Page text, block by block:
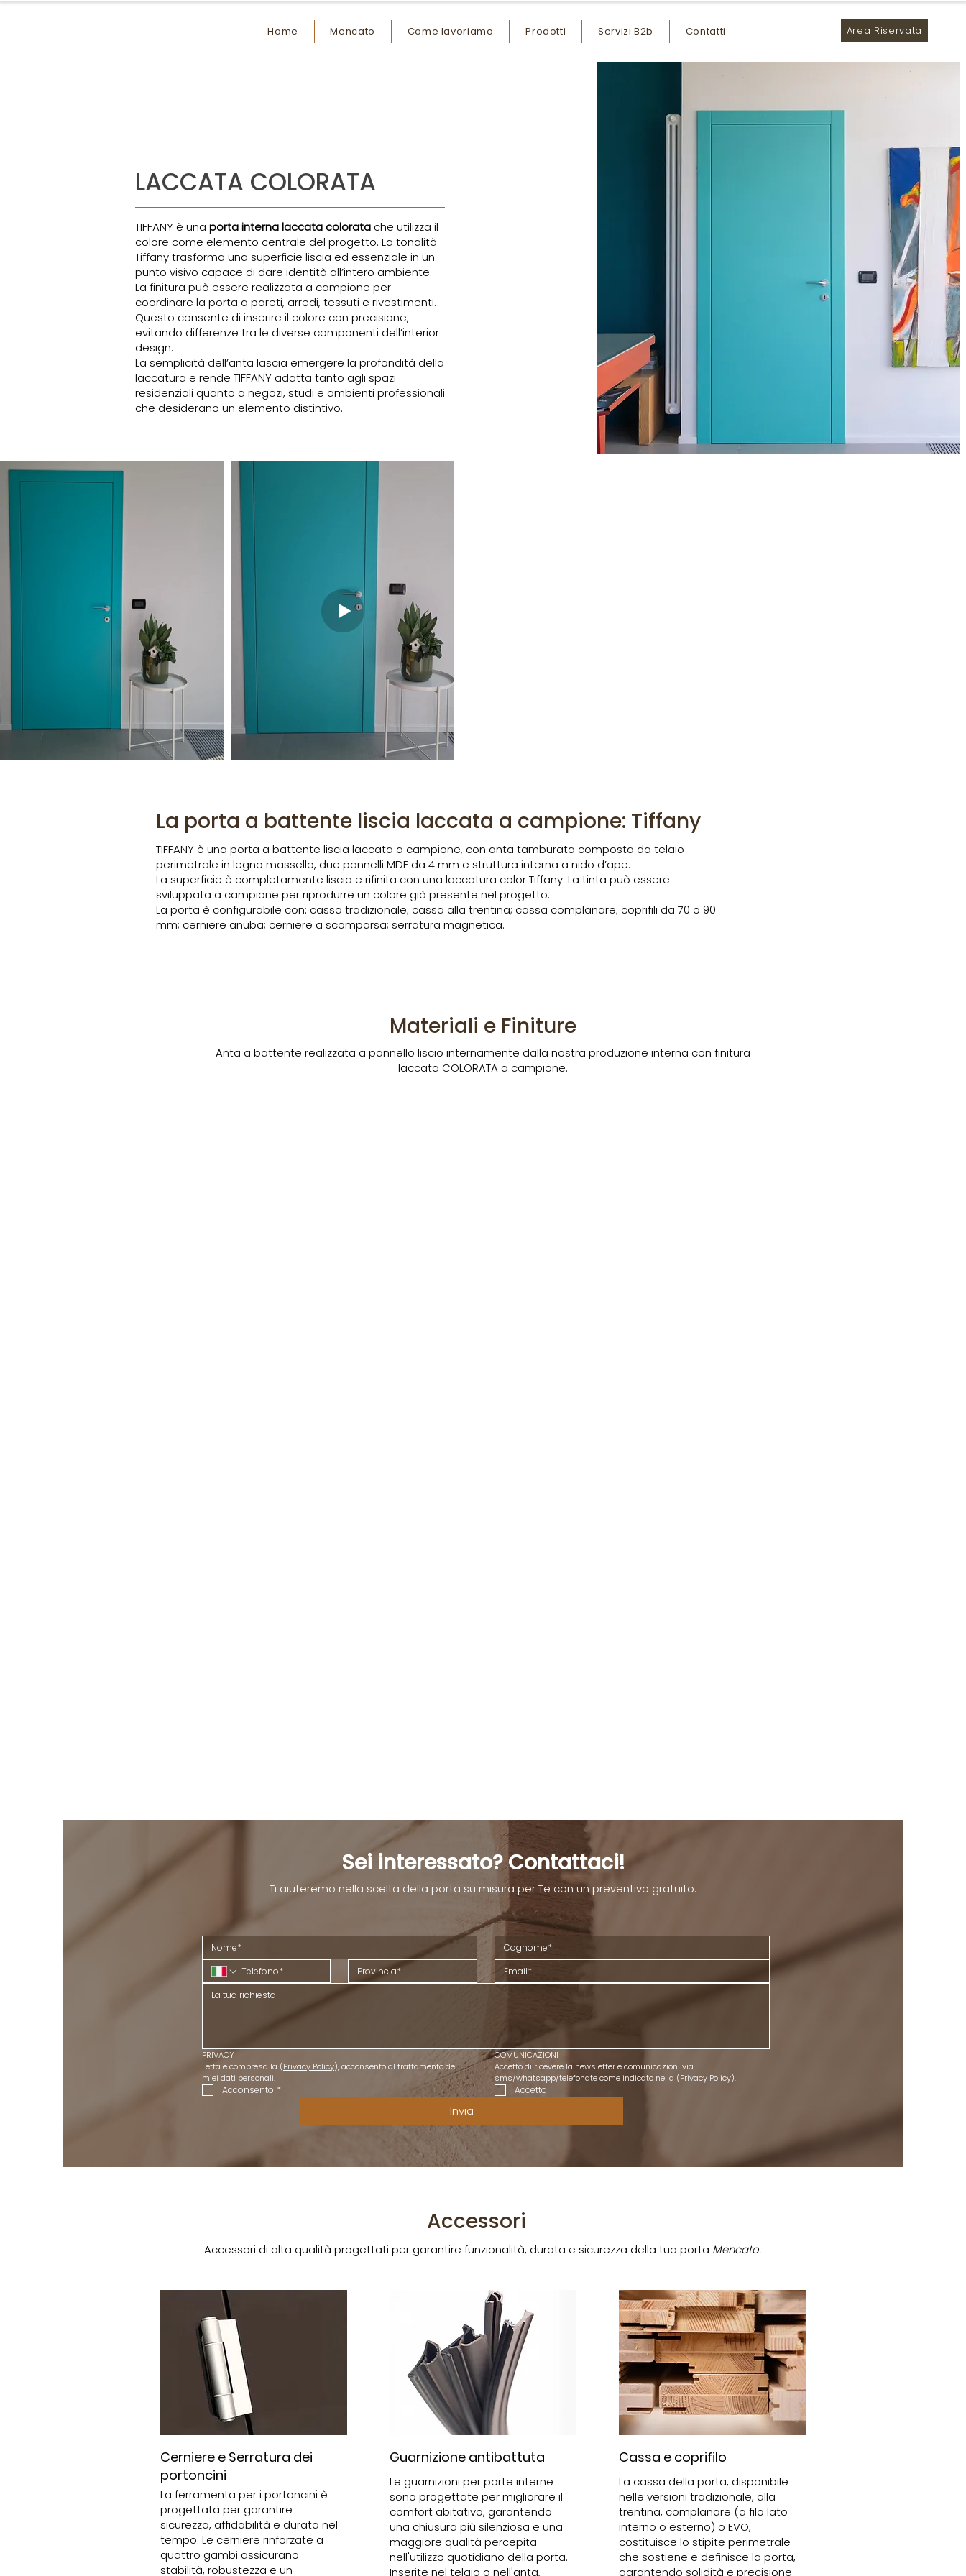
Home Mencato Come lavoriamo Prodotti Servizi B2b Contatti Area Riservata
LACCATA COLORATA
TIFFANY è unaporta interna laccata colorata che utilizza il
colore come elemento centrale del progetto. La tonalità
Tiffany trasforma una superficie liscia ed essenziale in un
punto visivo capace di dare identità all’intero ambiente.
La finitura può essere realizzata a campione per
coordinare la porta a pareti, arredi, tessuti e rivestimenti.
Questo consente di inserire il colore con precisione,
evitando differenze tra le diverse componenti dell’interior
design.
La semplicità dell’anta lascia emergere la profondità della
laccatura e rende TIFFANY adatta tanto agli spazi
residenziali quanto a negozi, studi e ambienti professionali
che desiderano un elemento distintivo.
La porta a battente liscia laccata a campione: Tiffany
TIFFANY è una porta a battente liscia laccata a campione, con anta tamburata composta da telaio
perimetrale in legno massello, due pannelli MDF da 4 mm e struttura interna a nido d’ape.
La superficie è completamente liscia e rifinita con una laccatura color Tiffany. La tinta può essere
sviluppata a campione per riprodurre un colore già presente nel progetto.
La porta è configurabile con: cassa tradizionale; cassa alla trentina; cassa complanare; coprifili da 70 o 90
mm; cerniere anuba; cerniere a scomparsa; serratura magnetica.
Materiali e Finiture
Anta a battente realizzata a pannello liscio internamente dalla nostra produzione interna con finitura
laccata COLORATA a campione.
PRIVACY
Letta e compresa la (Privacy Policy), acconsento al trattamento dei
miei dati personali.
COMUNICAZIONI
Accetto di ricevere la newsletter e comunicazioni via
sms/whatsapp/telefonate come indicato nella (Privacy Policy).
Acconsento * Accetto
Invia
Sei interessato? Contattaci!
Ti aiuteremo nella scelta della porta su misura per Te con un preventivo gratuito.
Accessori
Accessori di alta qualità progettati per garantire funzionalità, durata e sicurezza della tua porta Mencato.
Cerniere e Serratura dei
portoncini
La ferramenta per i portoncini è
progettata per garantire
sicurezza, affidabilità e durata nel
tempo. Le cerniere rinforzate a
quattro gambi assicurano
stabilità, robustezza e un
Guarnizione antibattuta
Le guarnizioni per porte interne
sono progettate per migliorare il
comfort abitativo, garantendo
una chiusura più silenziosa e una
maggiore qualità percepita
nell'utilizzo quotidiano della porta.
Inserite nel telaio o nell'anta,
Cassa e coprifilo
La cassa della porta, disponibile
nelle versioni tradizionale, alla
trentina, complanare (a filo lato
interno o esterno) o EVO,
costituisce lo stipite perimetrale
che sostiene e definisce la porta,
garantendo solidità e precisione